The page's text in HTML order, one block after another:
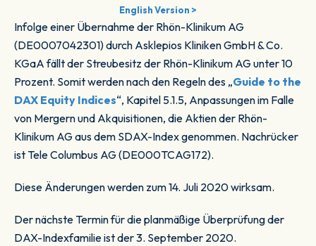
English Version >
Infolge einer Übernahme der Rhön-Klinikum AG
(DE0007042301) durch Asklepios Kliniken GmbH & Co.
KGaA fällt der Streubesitz der Rhön-Klinikum AG unter 10
Prozent. Somit werden nach den Regeln des „Guide to the
DAX Equity Indices“, Kapitel 5.1.5, Anpassungen im Falle
von Mergern und Akquisitionen, die Aktien der Rhön-
Klinikum AG aus dem SDAX-Index genommen. Nachrücker
ist Tele Columbus AG (DE000TCAG172).
Diese Änderungen werden zum 14. Juli 2020 wirksam.
Der nächste Termin für die planmäßige Überprüfung der
DAX-Indexfamilie ist der 3. September 2020.